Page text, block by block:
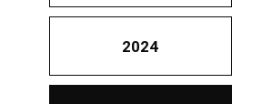
2024